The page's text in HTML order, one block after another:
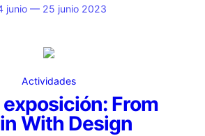
junio — 25 junio 2023
Actividades
exposición: From
With Design